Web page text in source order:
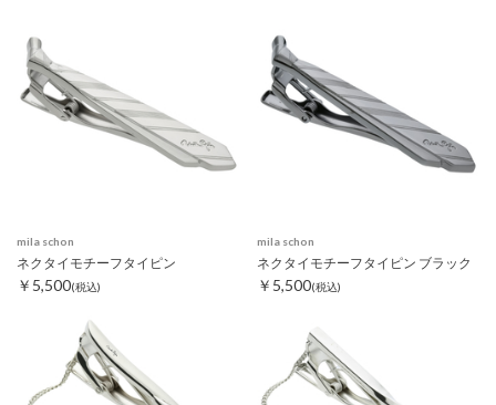
mila schon
ネクタイモチーフタイピン
￥5,500(税込)
mila schon
ネクタイモチーフタイピン ブラック
￥5,500(税込)